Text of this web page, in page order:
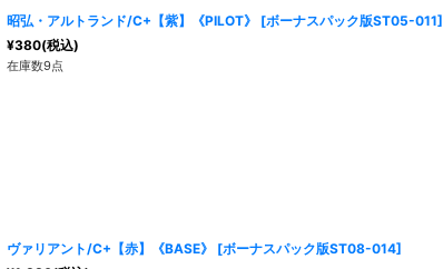
昭弘・アルトランド/C+【紫】《PILOT》 [ボーナスパック版ST05-011]
¥380(税込)
在庫数9点
ヴァリアント/C+【赤】《BASE》 [ボーナスパック版ST08-014]